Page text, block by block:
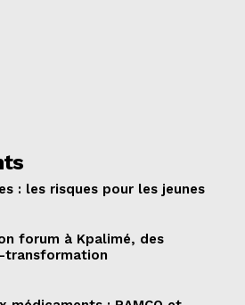
: les risques pour les jeunes
forum à Kpalimé, des
transformation